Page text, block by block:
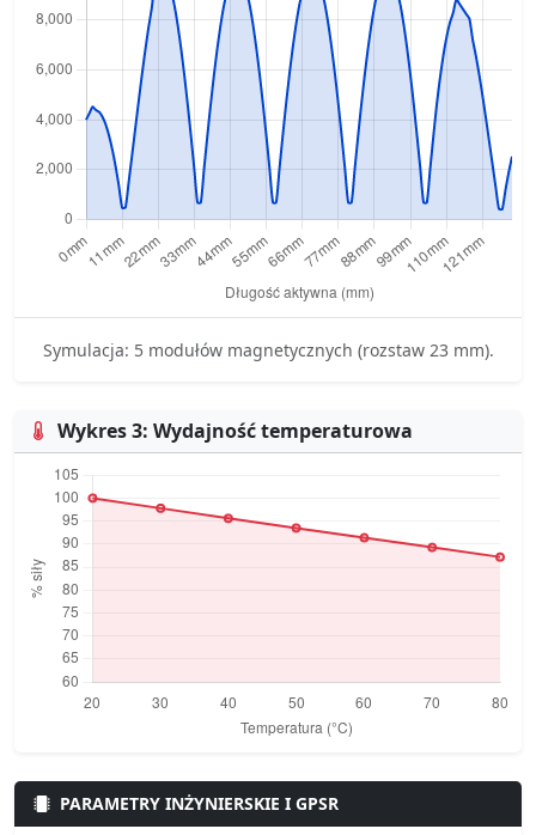
Symulacja: 5 modułów magnetycznych (rozstaw 23 mm).
Wykres 3: Wydajność temperaturowa
PARAMETRY INŻYNIERSKIE I GPSR